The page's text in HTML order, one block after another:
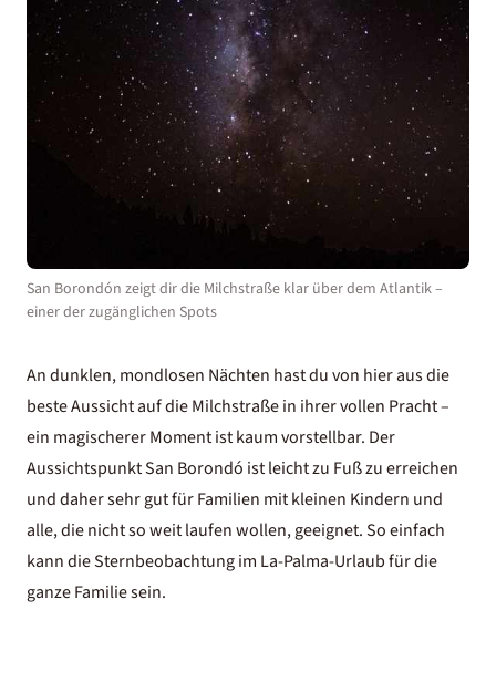
San Borondón zeigt dir die Milchstraße klar über dem Atlantik –
einer der zugänglichen Spots
An dunklen, mondlosen Nächten hast du von hier aus die
beste Aussicht auf die Milchstraße in ihrer vollen Pracht –
ein magischerer Moment ist kaum vorstellbar. Der
Aussichtspunkt San Borondó ist leicht zu Fuß zu erreichen
und daher sehr gut für Familien mit kleinen Kindern und
alle, die nicht so weit laufen wollen, geeignet. So einfach
kann die Sternbeobachtung im La-Palma-Urlaubfür die
ganze Familie sein.